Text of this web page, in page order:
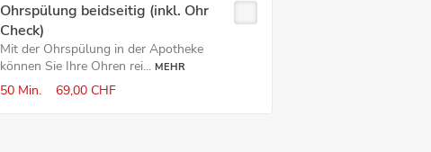
Ohrspülung beidseitig (inkl. Ohr
Check)
Mit der Ohrspülung in der Apotheke
können Sie Ihre Ohren rei... MEHR
50 Min. 69,00 CHF